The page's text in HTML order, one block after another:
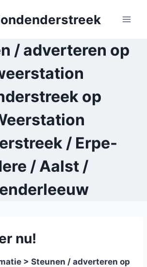
/ adverteren op
op
/ Erpe-
/ Aalst /
nu!
> Steunen / adverteren op